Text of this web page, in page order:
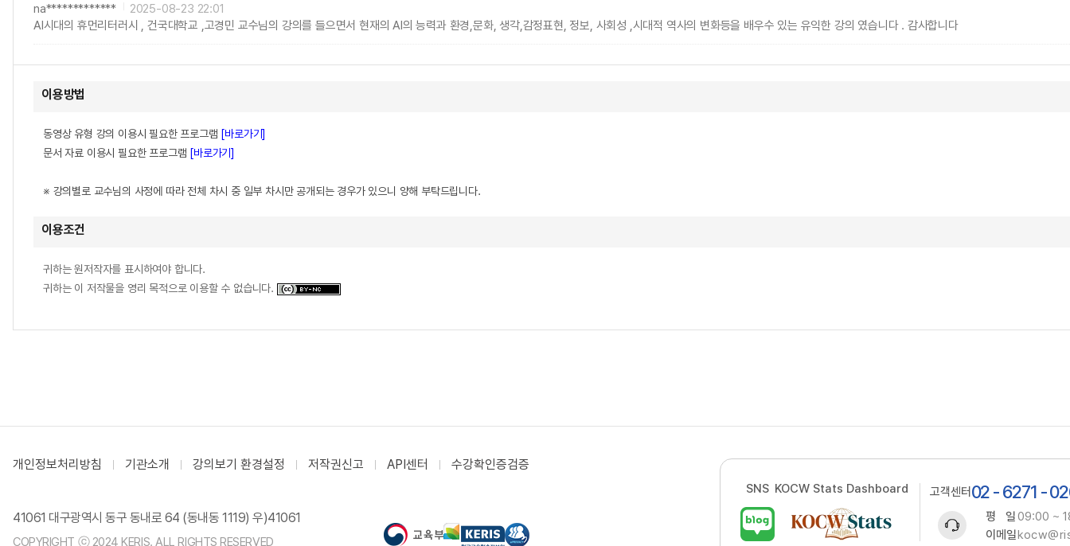
na*************
2025-08-23 22:01
Al시대의 휴먼리터러시 , 건국대학교 ,고경민 교수님의 강의를 들으면서 현재의 Al의 능력과 환경,문화, 생각,감정표현, 정보, 사회성 ,시대적 역사의 변화등을 배우수 있는 유익한 강의 였습니다 . 감사합니다
이용방법
동영상 유형 강의 이용시 필요한 프로그램 [바로가기]
문서 자료 이용시 필요한 프로그램 [바로가기]
※ 강의별로 교수님의 사정에 따라 전체 차시 중 일부 차시만 공개되는 경우가 있으니 양해 부탁드립니다.
이용조건
귀하는 원저작자를 표시하여야 합니다.
귀하는 이 저작물을 영리 목적으로 이용할 수 없습니다.
개인정보처리방침 기관소개 강의보기 환경설정 저작권신고 API센터 수강확인증검증
41061 대구광역시 동구 동내로 64 (동내동 1119) 우)41061
COPYRIGHT ⓒ 2024 KERIS. ALL RIGHTS RESERVED
SNS KOCW Stats Dashboard 고객센터 02 - 6271 -
평 일09:00 ~
이메일